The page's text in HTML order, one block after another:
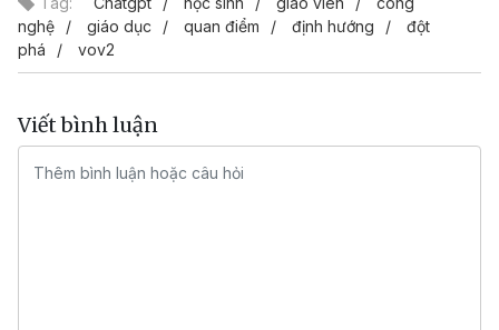
nghệ
giáo dục quan điểm định hướng
đột
phá
vov2
Viết bình luận